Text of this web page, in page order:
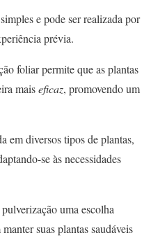
e pode ser realizada por
prévia.
foliar permite que as plantas
maiseficaz, promovendo um
em diversos tipos de plantas,
se às necessidades
uma escolha
suas plantas saudáveis